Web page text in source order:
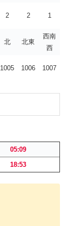
2 2 1
北 北東
西南
西
1005 1006 1007
05:09
18:53